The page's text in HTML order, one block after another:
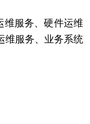
服务、硬件运维
维服务、业务系统